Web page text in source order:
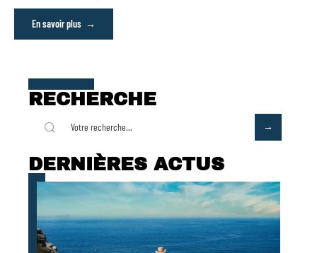
En savoir plus
RECHERCHE
DERNIÈRES ACTUS